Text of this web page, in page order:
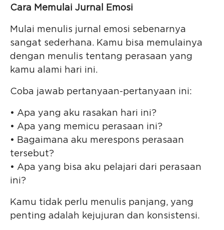
Cara Memulai Jurnal Emosi
Mulai menulis jurnal emosi sebenarnya
sangat sederhana. Kamu bisa memulainya
dengan menulis tentang perasaan yang
kamu alami hari ini.
Coba jawab pertanyaan-pertanyaan ini:
• Apa yang aku rasakan hari ini?
• Apa yang memicu perasaan ini?
• Bagaimana aku merespons perasaan
tersebut?
• Apa yang bisa aku pelajari dari perasaan
ini?
Kamu tidak perlu menulis panjang, yang
penting adalah kejujuran dan konsistensi.